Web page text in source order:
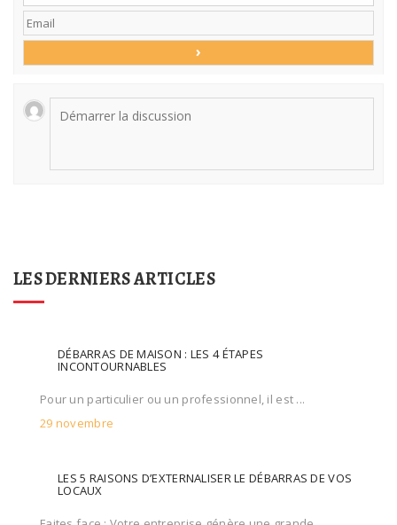
LES DERNIERS ARTICLES
DÉBARRAS DE MAISON : LES 4 ÉTAPES
INCONTOURNABLES
Pour un particulier ou un professionnel, il est ...
29 novembre
LES 5 RAISONS D’EXTERNALISER LE DÉBARRAS DE VOS
LOCAUX